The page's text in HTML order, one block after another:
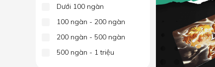
Dưới 100 ngàn
100 ngàn - 200 ngàn
200 ngàn - 500 ngàn
500 ngàn - 1 triệu